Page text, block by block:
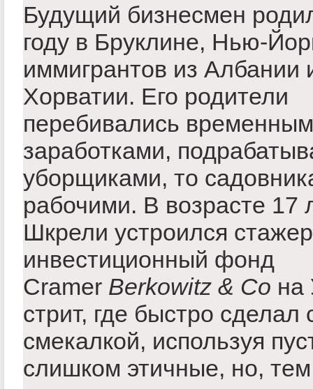
Будущий бизнесмен
году в Бруклине, Нью-
иммигрантов из Албании
Хорватии. Его родители
перебивались
заработками,
уборщиками, то
рабочими. В возрасте 17
Шкрели устроился
инвестиционный фонд
Cramer Berkowitz & Co на
стрит, где быстро сделал
смекалкой, используя
слишком этичные, но,